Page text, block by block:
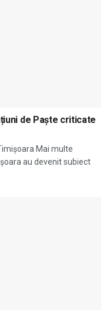
de Paște criticate
Mai multe
au devenit subiect